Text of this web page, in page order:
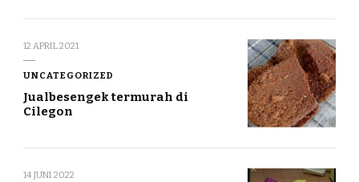
12 APRIL 2021
UNCATEGORIZED
Jualbesengek termurah di
Cilegon
14 JUNI 2022